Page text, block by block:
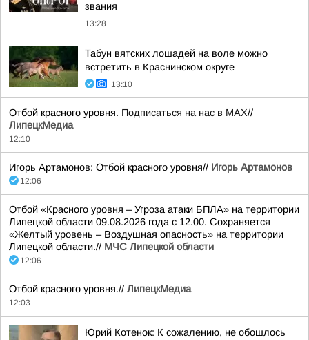
звания
13:28
Табун вятских лошадей на воле можно
встретить в Краснинском округе
13:10
Отбой красного уровня. Подписаться на нас в МАХ//
ЛипецкМедиа
12:10
Игорь Артамонов: Отбой красного уровня// Игорь Артамонов
12:06
Отбой «Красного уровня – Угроза атаки БПЛА» на территории
Липецкой области 09.08.2026 года с 12.00. Сохраняется
«Желтый уровень – Воздушная опасность» на территории
Липецкой области.// МЧС Липецкой области
12:06
Отбой красного уровня.// ЛипецкМедиа
12:03
Юрий Котенок: К сожалению, не обошлось